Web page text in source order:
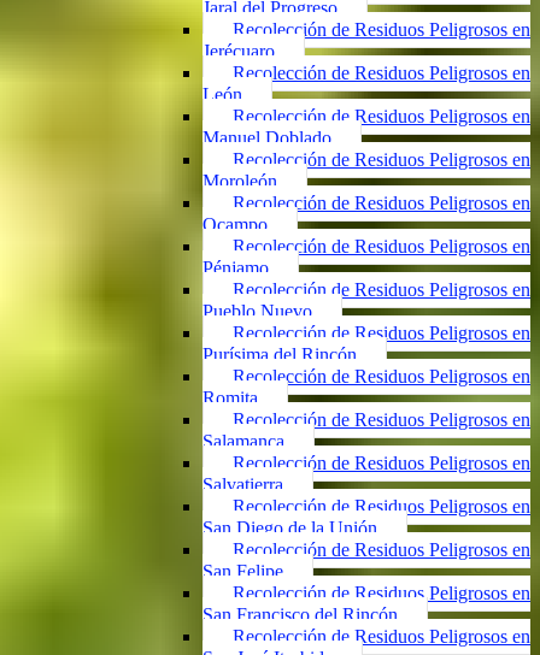
Jaral del Progreso
Recolección de Residuos Peligrosos en
Jerécuaro
Recolección de Residuos Peligrosos en
León
Recolección de Residuos Peligrosos en
Manuel Doblado
Recolección de Residuos Peligrosos en
Moroleón
Recolección de Residuos Peligrosos en
Ocampo
Recolección de Residuos Peligrosos en
Pénjamo
Recolección de Residuos Peligrosos en
Pueblo Nuevo
Recolección de Residuos Peligrosos en
Purísima del Rincón
Recolección de Residuos Peligrosos en
Romita
Recolección de Residuos Peligrosos en
Salamanca
Recolección de Residuos Peligrosos en
Salvatierra
Recolección de Residuos Peligrosos en
San Diego de la Unión
Recolección de Residuos Peligrosos en
San Felipe
Recolección de Residuos Peligrosos en
San Francisco del Rincón
Recolección de Residuos Peligrosos en